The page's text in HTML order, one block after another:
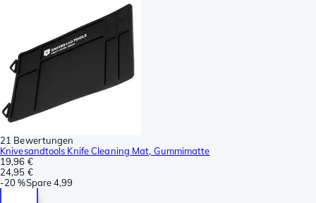
21 Bewertungen
Knivesandtools Knife Cleaning Mat, Gummimatte
19,96 €
24,95 €
-20 %Spare4,99